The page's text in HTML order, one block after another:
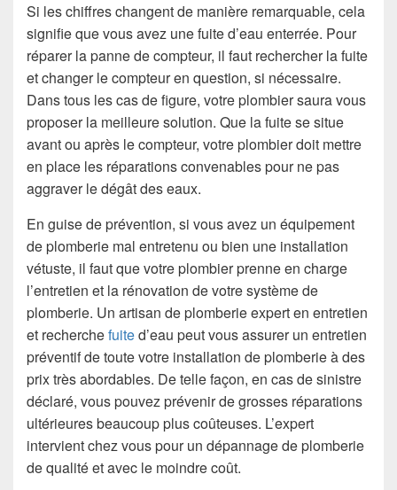
Si les chiffres changent de manière remarquable, cela
signifie que vous avez une fuite d’eau enterrée. Pour
réparer la panne de compteur, il faut rechercher la fuite
et changer le compteur en question, si nécessaire.
Dans tous les cas de figure, votre plombier saura vous
proposer la meilleure solution. Que la fuite se situe
avant ou après le compteur, votre plombier doit mettre
en place les réparations convenables pour ne pas
aggraver le dégât des eaux.
En guise de prévention, si vous avez un équipement
de plomberie mal entretenu ou bien une installation
vétuste, il faut que votre plombier prenne en charge
l’entretien et la rénovation de votre système de
plomberie. Un artisan de plomberie expert en entretien
et recherchefuited’eau peut vous assurer un entretien
préventif de toute votre installation de plomberie à des
prix très abordables. De telle façon, en cas de sinistre
déclaré, vous pouvez prévenir de grosses réparations
ultérieures beaucoup plus coûteuses. L’expert
intervient chez vous pour un dépannage de plomberie
de qualité et avec le moindre coût.